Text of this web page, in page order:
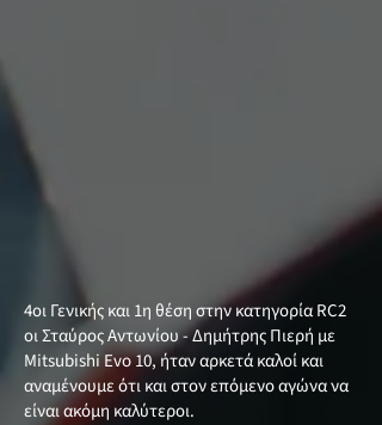
4οι Γενικής και 1η θέση στην κατηγορία RC2
οι Σταύρος Αντωνίου - Δημήτρης Πιερή με
Mitsubishi Evo 10, ήταν αρκετά καλοί και
αναμένουμε ότι και στον επόμενο αγώνα να
είναι ακόμη καλύτεροι.